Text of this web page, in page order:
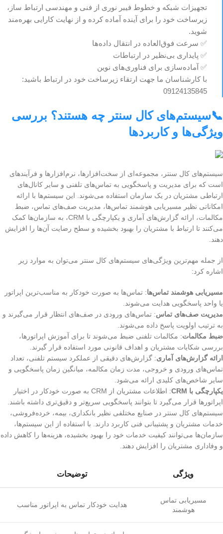
تجهیزات شبکه و خطوط فیبر نوری از فنی و مهندسی ارتباط ساز،
زیرساخت خود را برای آینده آماده کرده و از نهایت کارایی بهره‌مند
شوید.
✅ سرعت فوق‌العاده در انتقال داده‌ها
✅ پایداری بی‌نظیر در ارتباطات
✅ آماده‌سازی برای فناوری‌های نوین
با کارشناسان ما جهت ارتقاء زیرساخت خود در ارتباط باشید:
09124135845
📞سیستم‌های کال سنتر چه هستند؟ بررسی
ویژگی‌ها و کاربردها
سیستم‌های کال سنتر، مجموعه‌ای از سخت‌افزارها، نرم‌افزارها و فرآیندهای
است که برای مدیریت و پاسخگویی به تماس‌های تلفنی و سایر کانال‌های
ارتباطی مشتریان در یک سازمان استفاده می‌شوند. این سیستم‌ها با ارائه
امکاناتی نظیر مسیریابی هوشمند تماس‌ها، مدیریت صف‌های تماس، ضبط
مکالمات، ارائه گزارش‌های آماری و یکپارچگی با CRM، به سازمان‌ها کمک
می‌کنند تا ارتباط با مشتریان را بهبود بخشیده و سطح رضایت آن‌ها را افزایش
دهند.
از جمله مهم‌ترین ویژگی‌های سیستم‌های کال سنتر می‌توان به موارد زیر
اشاره کرد:
مسیریابی هوشمند تماس‌ها: تماس‌ها به صورت خودکار به مناسب‌ترین اپراتور
یا واحد پاسخگویی هدایت می‌شوند.
مدیریت صف‌های تماس: تماس‌های ورودی در صف‌های انتظار قرار می‌گیرند و
به ترتیب اولویت پاسخ داده می‌شوند.
ضبط مکالمات: مکالمات تلفنی ضبط می‌شوند تا برای آموزش اپراتورها،
بررسی شکایات مشتریان و اهداف قانونی مورد استفاده قرار گیرند.
ارائه گزارش‌های آماری: گزارش‌های دقیقی از عملکرد سیستم تلفنی، تعداد
تماس‌های ورودی و خروجی، مدت زمان مکالمه، میانگین زمان پاسخگویی و
سایر شاخص‌های کلیدی ارائه می‌شود.
یکپارچگی با CRM
: اطلاعات مشتریان از CRM به صورت خودکار در اختیار
اپراتورها قرار می‌گیرد تا بتوانند پاسخگویی سریع‌تر و دقیق‌تری داشته باشند.
سیستم‌های کال سنتر در صنایع مختلفی نظیر بانکداری، بیمه، خرده‌فروشی،
خدمات مشتریان و پشتیبانی فنی کاربرد دارند. با استفاده از این سیستم‌ها،
سازمان‌ها می‌توانند کیفیت خدمات خود را بهبود بخشیده، هزینه‌ها را کاهش داده
و وفاداری مشتریان را افزایش دهند.
ویژگی توضیحات
مسیریابی تماس
هوشمند
هدایت خودکار تماس به اپراتور مناسب